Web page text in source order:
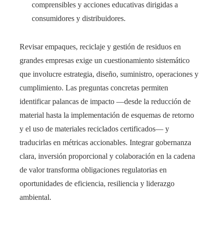
comprensibles y acciones educativas dirigidas a
consumidores y distribuidores.
Revisar empaques, reciclaje y gestión de residuos en
grandes empresas exige un cuestionamiento sistemático
que involucre estrategia, diseño, suministro, operaciones y
cumplimiento. Las preguntas concretas permiten
identificar palancas de impacto —desde la reducción de
material hasta la implementación de esquemas de retorno
y el uso de materiales reciclados certificados— y
traducirlas en métricas accionables. Integrar gobernanza
clara, inversión proporcional y colaboración en la cadena
de valor transforma obligaciones regulatorias en
oportunidades de eficiencia, resiliencia y liderazgo
ambiental.